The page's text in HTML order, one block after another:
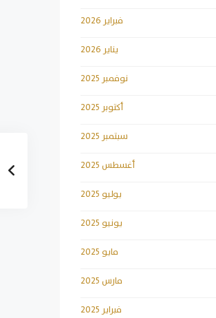
فبراير 2026
يناير 2026
نوفمبر 2025
أكتوبر 2025
سبتمبر 2025
أغسطس 2025
يوليو 2025
يونيو 2025
مايو 2025
مارس 2025
فبراير 2025